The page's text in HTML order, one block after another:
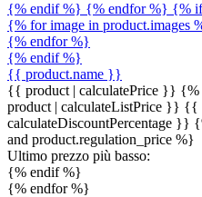
{% endif %} {% endfor %} {% if
{% for image in product.images
{% endfor %}
{% endif %}
{{ product.name }}
{{ product | calculatePrice }} {%
product | calculateListPrice }} {{
calculateDiscountPercentage }}
and product.regulation_price %}
Ultimo prezzo più basso:
{% endif %}
{% endfor %}